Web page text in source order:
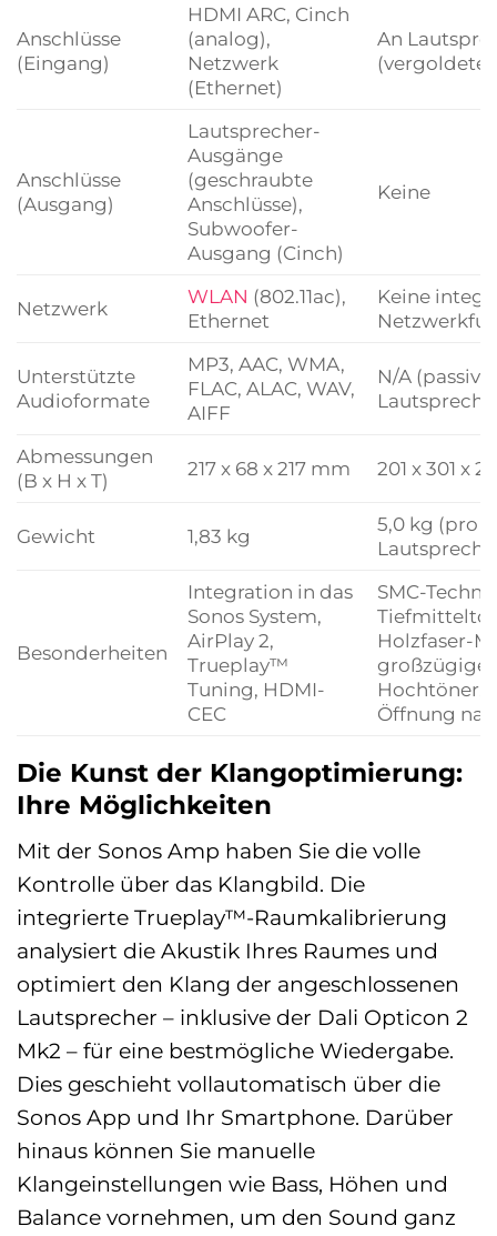
Anschlüsse
(Eingang)
HDMI ARC, Cinch
(analog),
Netzwerk
(Ethernet)
An
(vergoldete
Anschlüsse
(Ausgang)
Lautsprecher-
Ausgänge
(geschraubte
Anschlüsse),
Subwoofer-
Ausgang (Cinch)
Keine
Netzwerk
WLAN (802.11ac),
Ethernet
Keine
Unterstützte
Audioformate
MP3, AAC, WMA,
FLAC, ALAC, WAV,
AIFF
N/A
Abmessungen
(B x H x T)
217 x 68 x 217 mm 201 x 301 x
Gewicht 1,83 kg
5,0 kg (pro
Besonderheiten
Integration in das
Sonos System,
AirPlay 2,
Trueplay™
Tuning, HDMI-
CEC
SMC-
Holzfaser-
Hochtöner,
Öffnung
Die Kunst der Klangoptimierung:
Ihre Möglichkeiten
Mit der Sonos Amp haben Sie die volle
Kontrolle über das Klangbild. Die
integrierte Trueplay™-Raumkalibrierung
analysiert die Akustik Ihres Raumes und
optimiert den Klang der angeschlossenen
Lautsprecher – inklusive der Dali Opticon 2
Mk2 – für eine bestmögliche Wiedergabe.
Dies geschieht vollautomatisch über die
Sonos App und Ihr Smartphone. Darüber
hinaus können Sie manuelle
Klangeinstellungen wie Bass, Höhen und
Balance vornehmen, um den Sound ganz